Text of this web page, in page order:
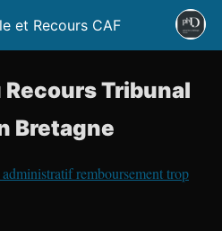
et Recours CAF
Recours Tribunal
Bretagne
remboursement trop